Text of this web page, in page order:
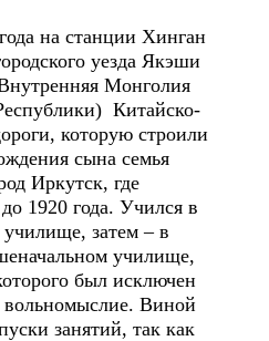
на станции Хинган
уезда Якэши
Монголия
Китайско-
которую строили
сына семья
Иркутск, где
1920 года. Учился в
училище, затем – в
училище,
был исключен
вольномыслие. Виной
занятий, так как